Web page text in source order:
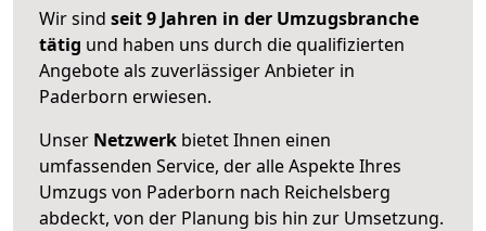
Wir sind seit 9 Jahren in der Umzugsbranche
tätig und haben uns durch die qualifizierten
Angebote als zuverlässiger Anbieter in
Paderborn erwiesen.
Unser Netzwerk bietet Ihnen einen
umfassenden Service, der alle Aspekte Ihres
Umzugs von Paderborn nach Reichelsberg
abdeckt, von der Planung bis hin zur Umsetzung.